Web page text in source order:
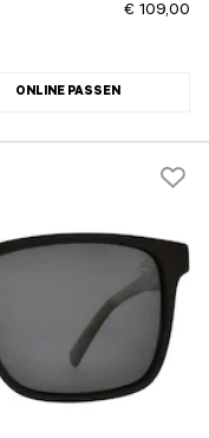
€ 109,00
ONLINE PASSEN